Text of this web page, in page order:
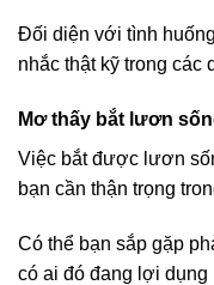
Đối diện với tình
nhắc thật kỹ trong các
Mơ thấy bắt lươn
Việc bắt được lươn
bạn cần thận trọng
Có thể bạn sắp gặp
có ai đó đang lợi